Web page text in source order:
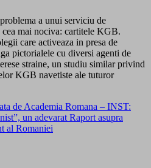
a unui serviciu de
mai nociva: cartitele KGB.
care activeaza in presa de
pictorialele cu diversi agenti de
straine, un studiu similar privind
KGB navetiste ale tuturor
de Academia Romana – INST:
un adevarat Raport asupra
al Romaniei